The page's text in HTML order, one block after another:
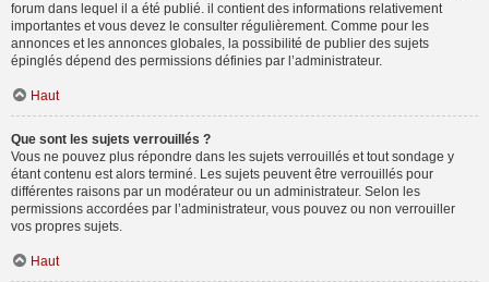
forum dans lequel il a été publié. il contient des informations relativement
importantes et vous devez le consulter régulièrement. Comme pour les
annonces et les annonces globales, la possibilité de publier des sujets
épinglés dépend des permissions définies par l’administrateur.
Haut
Que sont les sujets verrouillés ?
Vous ne pouvez plus répondre dans les sujets verrouillés et tout sondage y
étant contenu est alors terminé. Les sujets peuvent être verrouillés pour
différentes raisons par un modérateur ou un administrateur. Selon les
permissions accordées par l’administrateur, vous pouvez ou non verrouiller
vos propres sujets.
Haut